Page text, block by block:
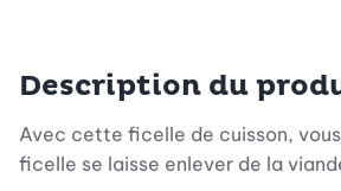
Description du
Avec cette ficelle de cuisson,
ficelle se laisse enlever de la